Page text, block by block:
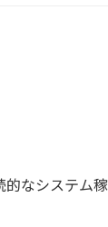
なシステム